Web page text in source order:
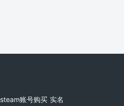
steam账号购买 实名